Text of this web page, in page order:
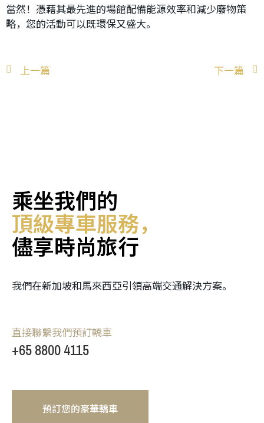
當然！憑藉其最先進的場館配備能源效率和減少廢物策
略，您的活動可以既環保又盛大。
上一篇 下一篇
乘坐我們的
頂級專車服務，
儘享時尚旅行
我們在新加坡和馬來西亞引領高端交通解決方案。
直接聯繫我們預訂轎車
+65 8800 4115
預訂您的豪華轎車